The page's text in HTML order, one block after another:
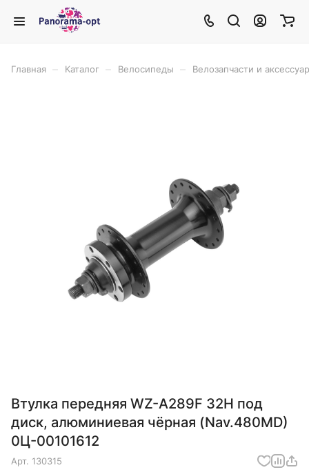
Главная Каталог Велосипеды Велозапчасти и
Втулка передняя WZ-A289F 32Н под
диск, алюминиевая чёрная (Nav.480MD)
0Ц-00101612
Арт. 130315